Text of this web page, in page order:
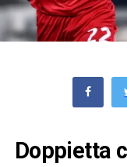
Doppietta